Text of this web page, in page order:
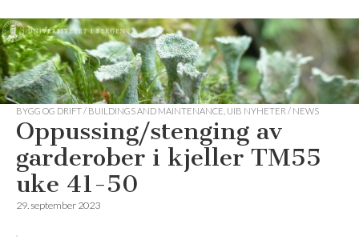
BYGG OG DRIFT / BUILDINGS AND MAINTENANCE UIB NYHETER / NEWS
Oppussing/stenging av
garderober i kjeller TM55
uke 41-50
29. september 2023